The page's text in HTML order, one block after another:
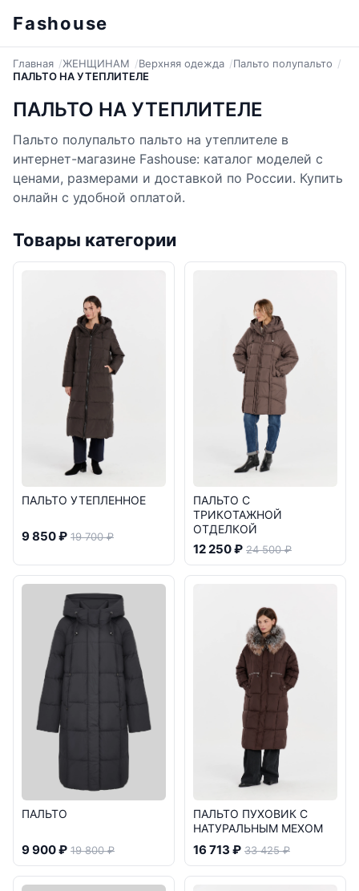
Fashouse
Главная ЖЕНЩИНАМ Верхняя одежда
Пальто полупальто
ПАЛЬТО НА УТЕПЛИТЕЛЕ
ПАЛЬТО НА УТЕПЛИТЕЛЕ
Пальто полупальто пальто на утеплителе в
интернет-магазине Fashouse: каталог моделей с
ценами, размерами и доставкой по России. Купить
онлайн с удобной оплатой.
Товары категории
ПАЛЬТО УТЕПЛЕННОЕ
9 850 ₽ 19 700 ₽
ПАЛЬТО С
ТРИКОТАЖНОЙ
ОТДЕЛКОЙ
12 250 ₽ 24 500 ₽
ПАЛЬТО
9 900 ₽ 19 800 ₽
ПАЛЬТО ПУХОВИК С
НАТУРАЛЬНЫМ МЕХОМ
16 713 ₽ 33 425 ₽